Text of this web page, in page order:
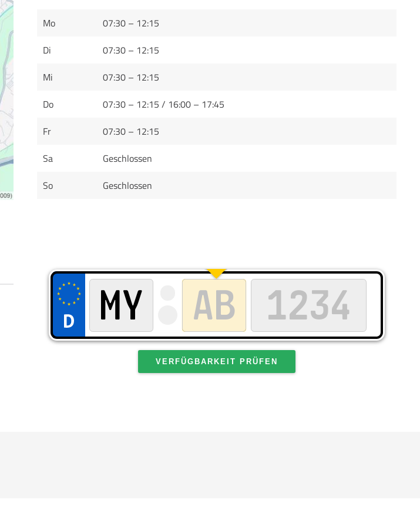
Mo
07:30 – 12:15
Di
07:30 – 12:15
Mi
07:30 – 12:15
Do
07:30 – 12:15 / 16:00 – 17:45
Fr
07:30 – 12:15
Sa
Geschlossen
So
Geschlossen
VERFÜGBARKEIT PRÜFEN